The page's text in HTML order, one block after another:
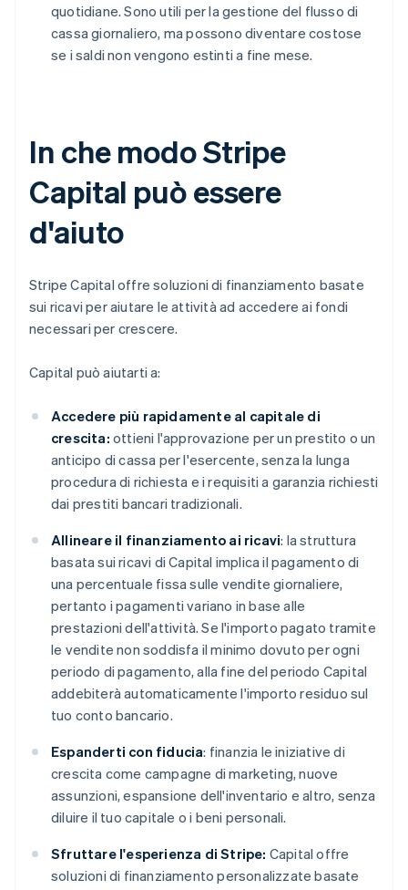
quotidiane. Sono utili per la gestione del flusso di
cassa giornaliero, ma possono diventare costose
se i saldi non vengono estinti a fine mese.
In che modo Stripe
Capital può essere
d'aiuto
Stripe Capital offre soluzioni di finanziamento basate
sui ricavi per aiutare le attività ad accedere ai fondi
necessari per crescere.
Capital può aiutarti a:
Accedere più rapidamente al capitale di
crescita: ottieni l'approvazione per un prestito o un
anticipo di cassa per l'esercente, senza la lunga
procedura di richiesta e i requisiti a garanzia richiesti
dai prestiti bancari tradizionali.
Allineare il finanziamento ai ricavi: la struttura
basata sui ricavi di Capital implica il pagamento di
una percentuale fissa sulle vendite giornaliere,
pertanto i pagamenti variano in base alle
prestazioni dell'attività. Se l'importo pagato tramite
le vendite non soddisfa il minimo dovuto per ogni
periodo di pagamento, alla fine del periodo Capital
addebiterà automaticamente l'importo residuo sul
tuo conto bancario.
Espanderti con fiducia: finanzia le iniziative di
crescita come campagne di marketing, nuove
assunzioni, espansione dell'inventario e altro, senza
diluire il tuo capitale o i beni personali.
Sfruttare l'esperienza di Stripe: Capital offre
soluzioni di finanziamento personalizzate basate